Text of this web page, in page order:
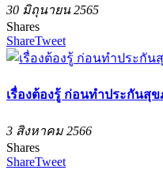
30 มิถุนายน 2565
Shares
ShareTweet
เรื่องต้องรู้ ก่อนทำประกันสุ
3 สิงหาคม 2566
Shares
ShareTweet